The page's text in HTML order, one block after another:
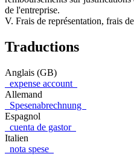
de l'entreprise.
V. Frais de représentation, frais
Traductions
Anglais (GB)
expense account
Allemand
Spesenabrechnung
Espagnol
cuenta de gastor
Italien
nota spese